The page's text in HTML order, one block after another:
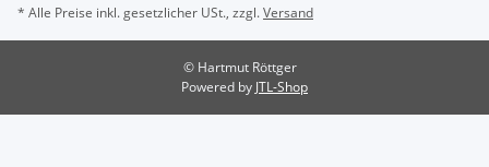
* Alle Preise inkl. gesetzlicher USt., zzgl.Versand
© Hartmut Röttger
Powered by JTL-Shop